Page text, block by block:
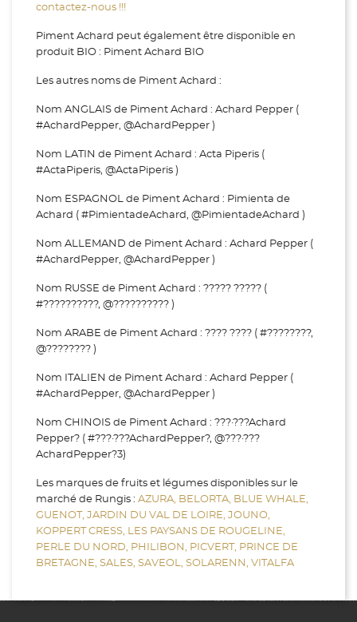
contactez-nous !!!
Piment Achard peut également être disponible en
produit BIO : Piment Achard BIO
Les autres noms de Piment Achard :
Nom ANGLAIS de Piment Achard : Achard Pepper (
#AchardPepper, @AchardPepper )
Nom LATIN de Piment Achard : Acta Piperis (
#ActaPiperis, @ActaPiperis )
Nom ESPAGNOL de Piment Achard : Pimienta de
Achard ( #PimientadeAchard, @PimientadeAchard )
Nom ALLEMAND de Piment Achard : Achard Pepper (
#AchardPepper, @AchardPepper )
Nom RUSSE de Piment Achard : ????? ????? (
#??????????, @?????????? )
Nom ARABE de Piment Achard : ???? ???? ( #????????,
@???????? )
Nom ITALIEN de Piment Achard : Achard Pepper (
#AchardPepper, @AchardPepper )
Nom CHINOIS de Piment Achard : ???·???Achard
Pepper? ( #???·???AchardPepper?, @???·???
AchardPepper?3)
Les marques de fruits et légumes disponibles sur le
marché de Rungis : AZURA, BELORTA, BLUE WHALE,
GUENOT, JARDIN DU VAL DE LOIRE, JOUNO,
KOPPERT CRESS, LES PAYSANS DE ROUGELINE,
PERLE DU NORD, PHILIBON, PICVERT, PRINCE DE
BRETAGNE, SALES, SAVEOL, SOLARENN, VITALFA